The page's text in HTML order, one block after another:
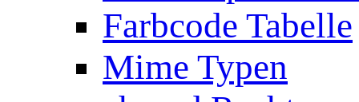
Farbcode Tabelle
Mime Typen